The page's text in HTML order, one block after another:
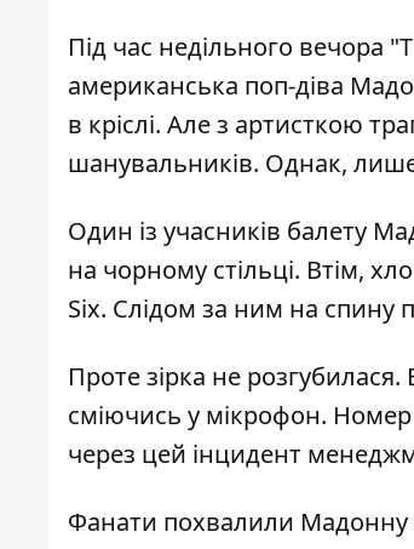
Під час недільного вечора
американська поп-діва
в кріслі. Але з артисткою
шанувальників. Однак,
Один із учасників балету
на чорному стільці. Втім,
Six. Слідом за ним на спину
Проте зірка не
сміючись у мікрофон.
через цей інцидент
Фанати похвалили Мадонну